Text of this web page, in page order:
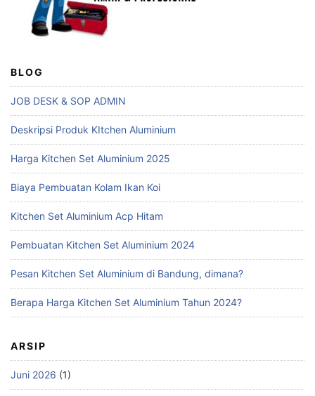
BLOG
JOB DESK & SOP ADMIN
Deskripsi Produk KItchen Aluminium
Harga Kitchen Set Aluminium 2025
Biaya Pembuatan Kolam Ikan Koi
Kitchen Set Aluminium Acp Hitam
Pembuatan Kitchen Set Aluminium 2024
Pesan Kitchen Set Aluminium di Bandung, dimana?
Berapa Harga Kitchen Set Aluminium Tahun 2024?
ARSIP
Juni 2026 (1)